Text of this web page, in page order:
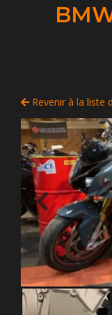
Revenir à la liste